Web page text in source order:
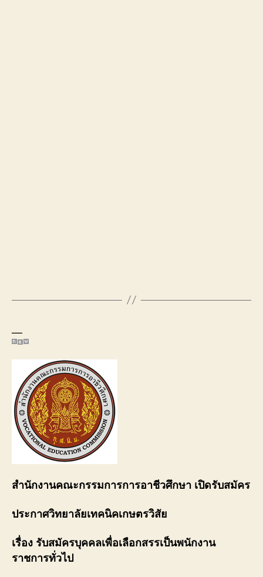
—
สำนักงานคณะกรรมการการอาชีวศึกษา เปิดรับสมัคร
ประกาศวิทยาลัยเทคนิคเกษตรวิสัย
เรื่อง รับสมัครบุคคลเพื่อเลือกสรรเป็นพนักงาน
ราชการทั่วไป